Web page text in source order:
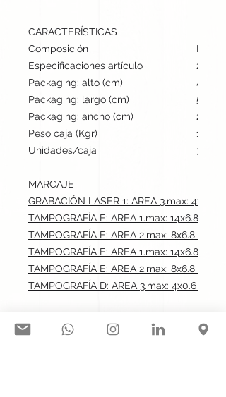
CARACTERÍSTICAS
Composición
Especificaciones artículo
21
Packaging: alto (cm)
43
Packaging: largo (cm)
55
Packaging: ancho (cm)
23
Peso caja (Kgr)
13.7
Unidades/caja
300
MARCAJE
GRABACIÓN LASER 1: AREA 3.max: 4x0.6
TAMPOGRAFÍA E: AREA 1.max: 14x6.8 cm
TAMPOGRAFÍA E: AREA 2.max: 8x6.8 cm
TAMPOGRAFÍA E: AREA 1.max: 14x6.8 cm
TAMPOGRAFÍA E: AREA 2.max: 8x6.8 cm
TAMPOGRAFÍA D: AREA 3.max: 4x0.6 cm